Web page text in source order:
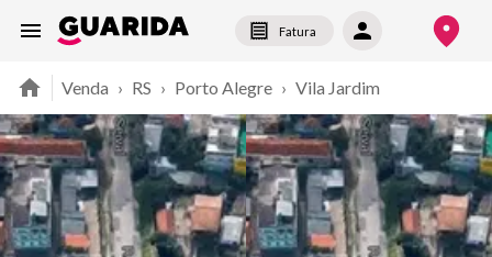
Fatura
Venda › RS › Porto Alegre › Vila Jardim